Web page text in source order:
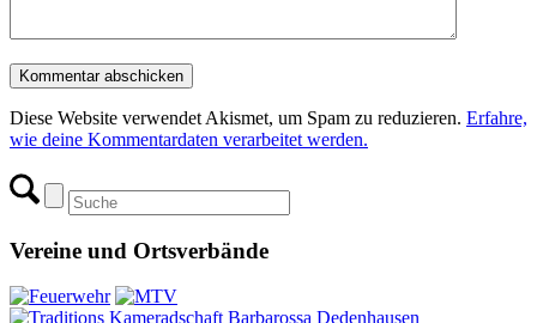
Diese Website verwendet Akismet, um Spam zu reduzieren. Erfahre,
wie deine Kommentardaten verarbeitet werden.
Vereine und Ortsverbände